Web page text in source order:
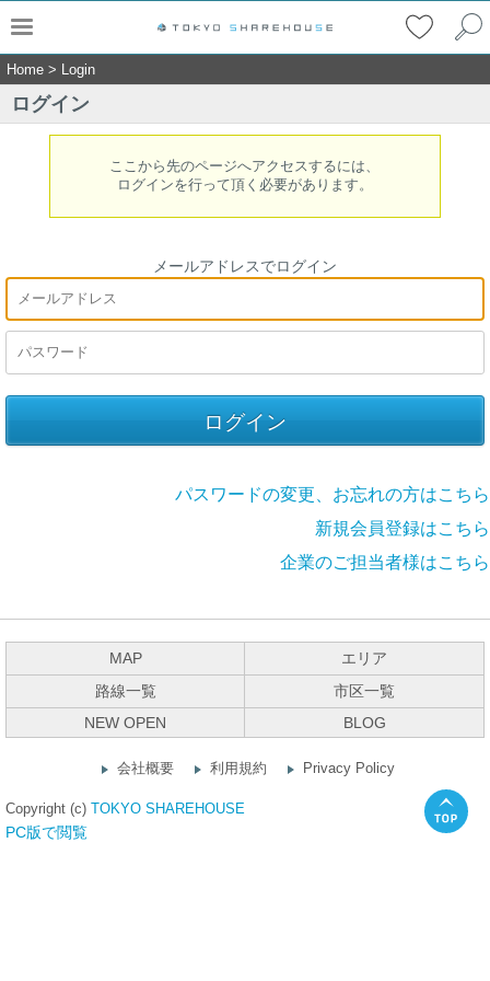
Home > Login
ログイン
ここから先のページへアクセスするには、
ログインを行って頂く必要があります。
メールアドレスでログイン
パスワードの変更、お忘れの方はこちら
新規会員登録はこちら
企業のご担当者様はこちら
MAP
エリア
路線一覧
市区一覧
NEW OPEN
BLOG
会社概要 利用規約 Privacy Policy
Copyright (c) TOKYO SHAREHOUSE
PC版で閲覧